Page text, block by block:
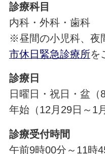
診療科目
内科・外科・歯科
※昼間の小児科、夜
市休日緊急診療所を
診療日
日曜日・祝日・盆
年始（12月29日～1
診療受付時間
午前9時00分～11時